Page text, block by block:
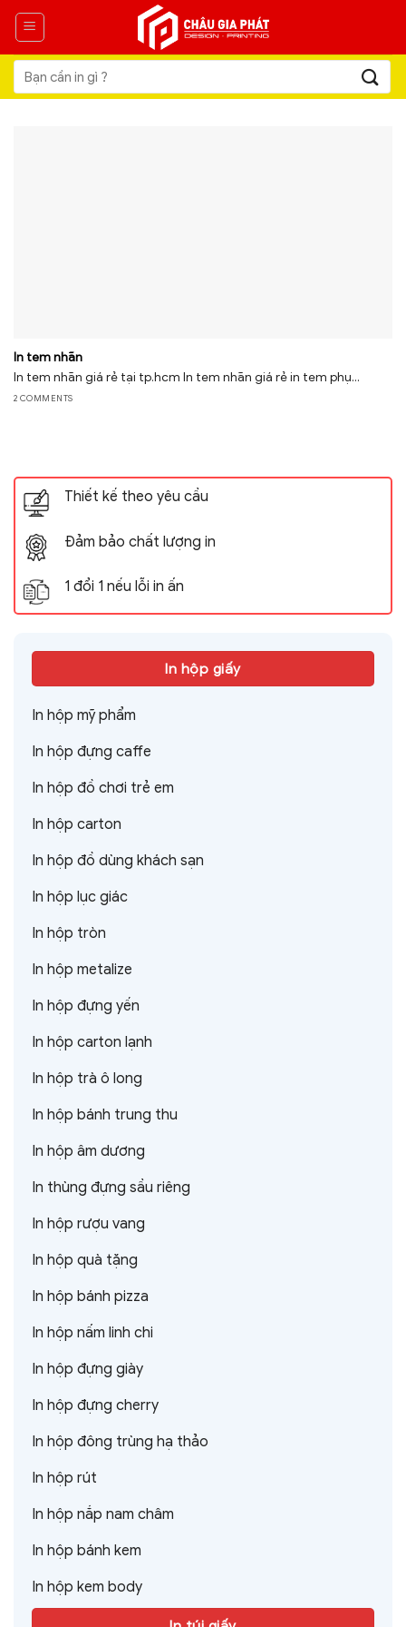
Skip
content
Tìm
kiếm:
In tem nhãn
In tem nhãn giá rẻ tại tp.hcm In tem nhãn giá rẻ in tem phụ...
2 COMMENTS
Thiết kế theo yêu cầu
Đảm bảo chất lượng in
1 đổi 1 nếu lỗi in ấn
In hộp giấy
In hộp mỹ phẩm
In hộp đựng caffe
In hộp đồ chơi trẻ em
In hộp carton
In hộp đồ dùng khách sạn
In hộp lục giác
In hộp tròn
In hộp metalize
In hộp đựng yến
In hộp carton lạnh
In hộp trà ô long
In hộp bánh trung thu
In hộp âm dương
In thùng đựng sầu riêng
In hộp rượu vang
In hộp quà tặng
In hộp bánh pizza
In hộp nấm linh chi
In hộp đựng giày
In hộp đựng cherry
In hộp đông trùng hạ thảo
In hộp rút
In hộp nắp nam châm
In hộp bánh kem
In hộp kem body